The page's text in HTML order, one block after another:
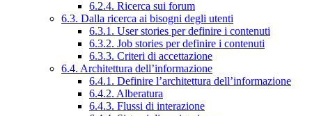
6.2.4. Ricerca sui forum
6.3. Dalla ricerca ai bisogni degli utenti
6.3.1. User stories per definire i contenuti
6.3.2. Job stories per definire i contenuti
6.3.3. Criteri di accettazione
6.4. Architettura dell’informazione
6.4.1. Definire l’architettura dell’informazione
6.4.2. Alberatura
6.4.3. Flussi di interazione